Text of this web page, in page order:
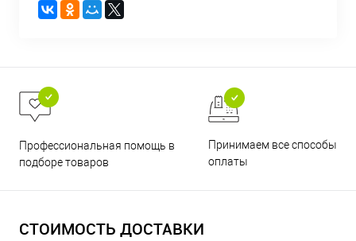
Профессиональная помощь в
подборе товаров
Принимаем все способы
оплаты
СТОИМОСТЬ ДОСТАВКИ